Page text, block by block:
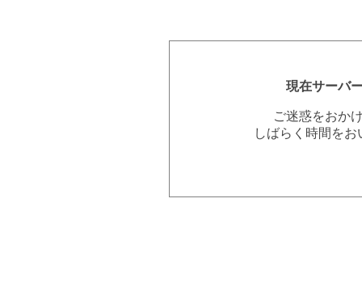
現在サーバ
ご迷惑をおか
しばらく時間を